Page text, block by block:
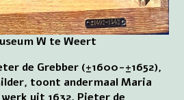
W te Weert
de Grebber (±1600-±1652),
toont andermaal Maria